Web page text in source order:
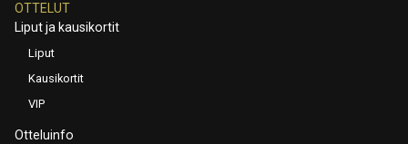
OTTELUT
Liput ja kausikortit
Liput
Kausikortit
VIP
Otteluinfo